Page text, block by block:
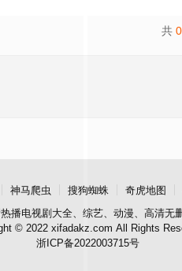
共 0
神马爬虫 搜狗蜘蛛 奇虎地图
播电视剧大全、综艺、动漫、高清无
© 2022 xifadakz.com All Rights
浙ICP备2022003715号